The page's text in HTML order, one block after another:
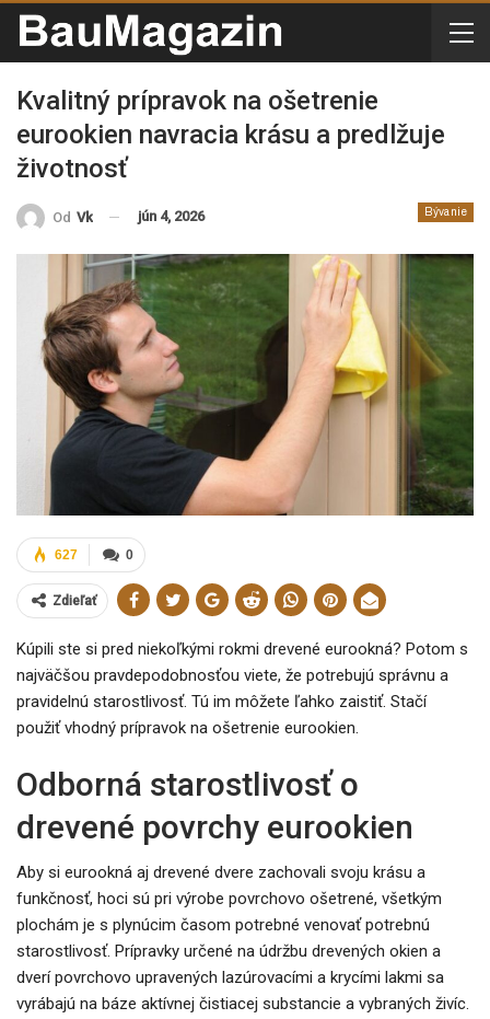
Kvalitný prípravok na ošetrenie
eurookien navracia krásu a predlžuje
životnosť
Bývanie
Od Vk jún 4, 2026
0
627
Zdieľať
Kúpili ste si pred niekoľkými rokmi drevené eurookná? Potom s
najväčšou pravdepodobnosťou viete, že potrebujú správnu a
pravidelnú starostlivosť. Tú im môžete ľahko zaistiť. Stačí
použiť vhodný prípravok na ošetrenie eurookien.
Odborná starostlivosť o
drevené povrchy eurookien
Aby si eurookná aj drevené dvere zachovali svoju krásu a
funkčnosť, hoci sú pri výrobe povrchovo ošetrené, všetkým
plochám je s plynúcim časom potrebné venovať potrebnú
starostlivosť. Prípravky určené na údržbu drevených okien a
dverí povrchovo upravených lazúrovacími a krycími lakmi sa
vyrábajú na báze aktívnej čistiacej substancie a vybraných živíc.